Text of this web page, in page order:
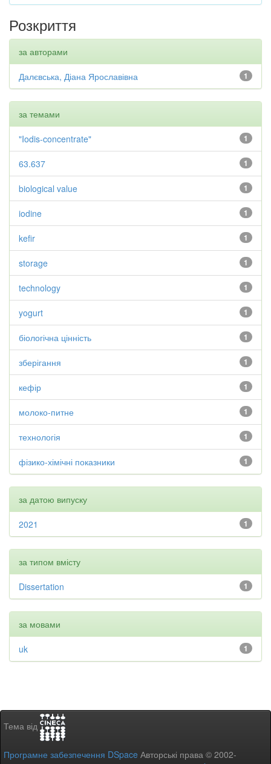
Розкриття
за авторами
1
Далєвська, Діана Ярославівна
за темами
1
"Iodis-concentrate"
1
63.637
1
biological value
1
iodine
1
kefir
1
storage
1
technology
1
yogurt
1
біологічна цінність
1
зберігання
1
кефір
1
молоко-питне
1
технологія
1
фізико-хімічні показники
за датою випуску
1
2021
за типом вмісту
1
Dissertation
за мовами
1
uk
Тема від
Програмне забезпечення DSpace Авторські права © 2002-